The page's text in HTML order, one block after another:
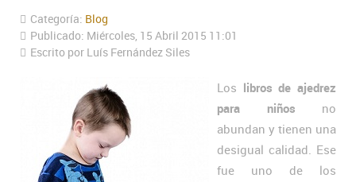
Categoría: Blog
Publicado: Miércoles, 15 Abril 2015 11:01
Escrito por Luís Fernández Siles
Los libros de ajedrez
para niños no
abundan y tienen una
desigual calidad. Ese
fue uno de los